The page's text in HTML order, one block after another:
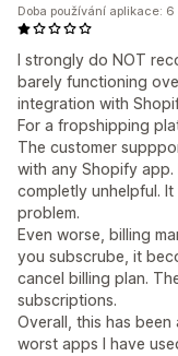
I strongly do NOT
barely functioning
integration with
For a fropshipping
The customer
with any Shopify app.
completly unhelpful.
problem.
Even worse, billing
you subscrube, it
cancel billing plan.
subscriptions.
Overall, this has
worst apps I have
Doba používání aplikace: 6